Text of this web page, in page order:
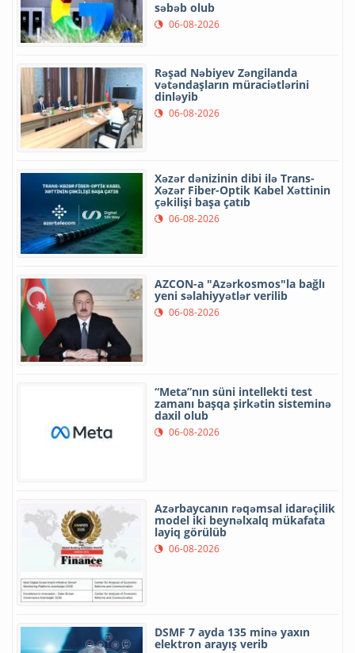
səbəb olub
06-08-2026
Rəşad Nəbiyev Zəngilanda
vətəndaşların müraciətlərini
dinləyib
06-08-2026
Xəzər dənizinin dibi ilə Trans-
Xəzər Fiber-Optik Kabel Xəttinin
çəkilişi başa çatıb
06-08-2026
AZCON-a "Azərkosmos"la bağlı
yeni səlahiyyətlər verilib
06-08-2026
“Meta”nın süni intellekti test
zamanı başqa şirkətin sisteminə
daxil olub
06-08-2026
Azərbaycanın rəqəmsal idarəçilik
model iki beynəlxalq mükafata
layiq görülüb
06-08-2026
DSMF 7 ayda 135 minə yaxın
elektron arayış verib